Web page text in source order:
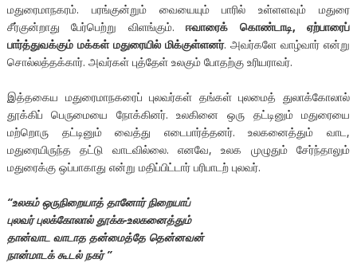
மதுரைமாநகரம். பரங்குன்றும் வையையும் பாரில் உள்ளளவும் மதுரை
சீர்குன்றாது பேர்பெற்று விளங்கும்.ஈவாரைக் கொண்டாடி, ஏற்பாரைப்
பார்த்துவக்கும் மக்கள் மதுரையில் மிக்குள்ளனர். அவர்களே வாழ்வார் என்று
சொல்லத்தக்கார். அவர்கள் புத்தேள் உலகும் போதற்கு உரியராவர்.
இத்தகைய மதுரைமாநகரைப் புலவர்கள் தங்கள் புலமைத் துலாக்கோலால்
தூக்கிப் பெருமையை நோக்கினர். உலகினை ஒரு தட்டினும் மதுரையை
மற்றாெரு தட்டினும் வைத்து எடைபார்த்தனர். உலகனைத்தும் வாட,
மதுரையிருந்த தட்டு வாடவில்லை. எனவே, உலக முழுதும் சேர்ந்தாலும்
மதுரைக்கு ஒப்பாகாது என்று மதிப்பிட்டார் பரிபாடற் புலவர்.
“உலகம் ஒருநிறையாத் தானோர் நிறையாப்
புலவர் புலக்கோலால் தூக்க-உலகனைத்தும்
தான்வாட வாடாத தன்மைத்தே தென்னவன்
நான்மாடக் கூடல் நகர் ’’